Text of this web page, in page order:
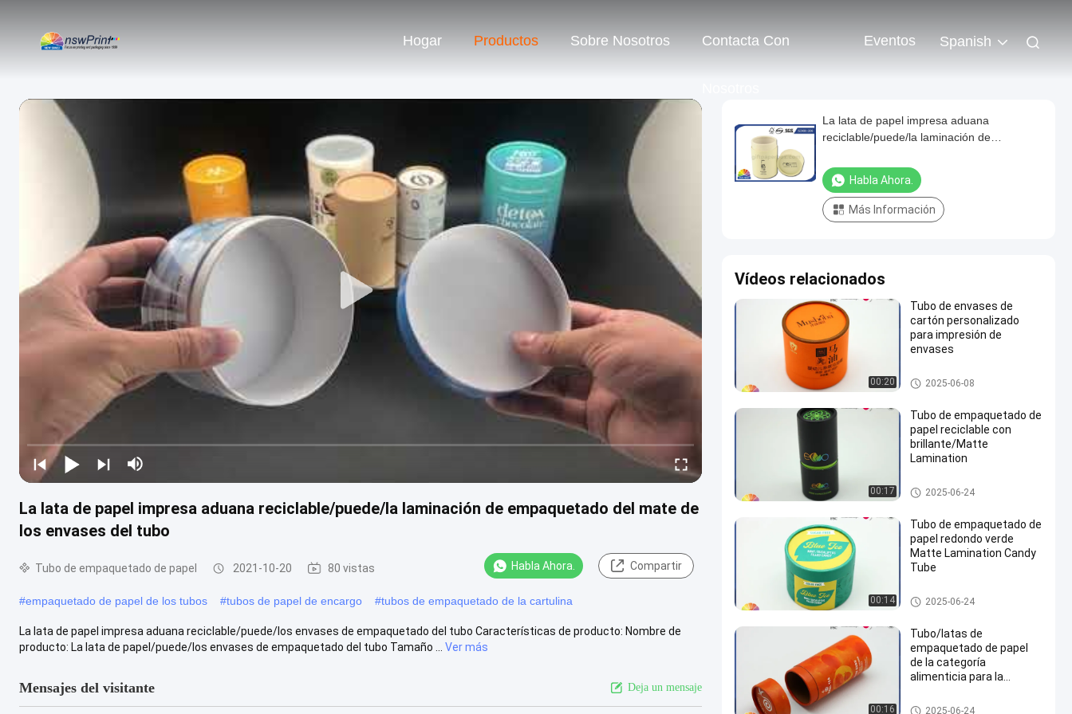
Hogar Productos Sobre Nosotros Contacta Con Eventos Spanish
La lata de papel impresa aduana reciclable/puede/la laminación de empaquetado del mate de
los envases del tubo
Tubo de empaquetado de papel 2021-10-20 80 vistas Habla Ahora. Compartir
#empaquetado de papel de los tubos #tubos de papel de encargo #tubos de empaquetado de la cartulina
La lata de papel impresa aduana reciclable/puede/los envases de empaquetado del tubo Características de producto: Nombre de
producto: La lata de papel/puede/los envases de empaquetado del tubo Tamaño ...
Ver más
Mensajes del visitante Deja un mensaje
La lata de papel impresa aduana
reciclable/puede/la laminación de
tubo
Habla Ahora.
Más Información
Vídeos relacionados
00:20
Tubo de envases de
cartón personalizado
para impresión de
envases
Tubo de empaquetado de pape
2025-06-08
00:17
Tubo de empaquetado de
papel reciclable con
brillante/Matte
Lamination
Tubo de empaquetado de pape
2025-06-24
00:14
Tubo de empaquetado de
papel redondo verde
Matte Lamination Candy
Tube
Tubo de empaquetado de pape
2025-06-24
00:16
Tubo/latas de
empaquetado de papel
de la categoría
alimenticia para la
producto de la salud del
Tubo de empaquetado de pape
2025-06-24